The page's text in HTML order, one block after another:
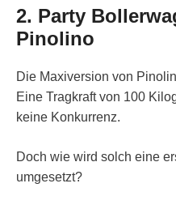
2. Party
Pinolino
Die Maxiversion von
Eine Tragkraft von 100
keine Konkurrenz.
Doch wie wird solch eine
umgesetzt?